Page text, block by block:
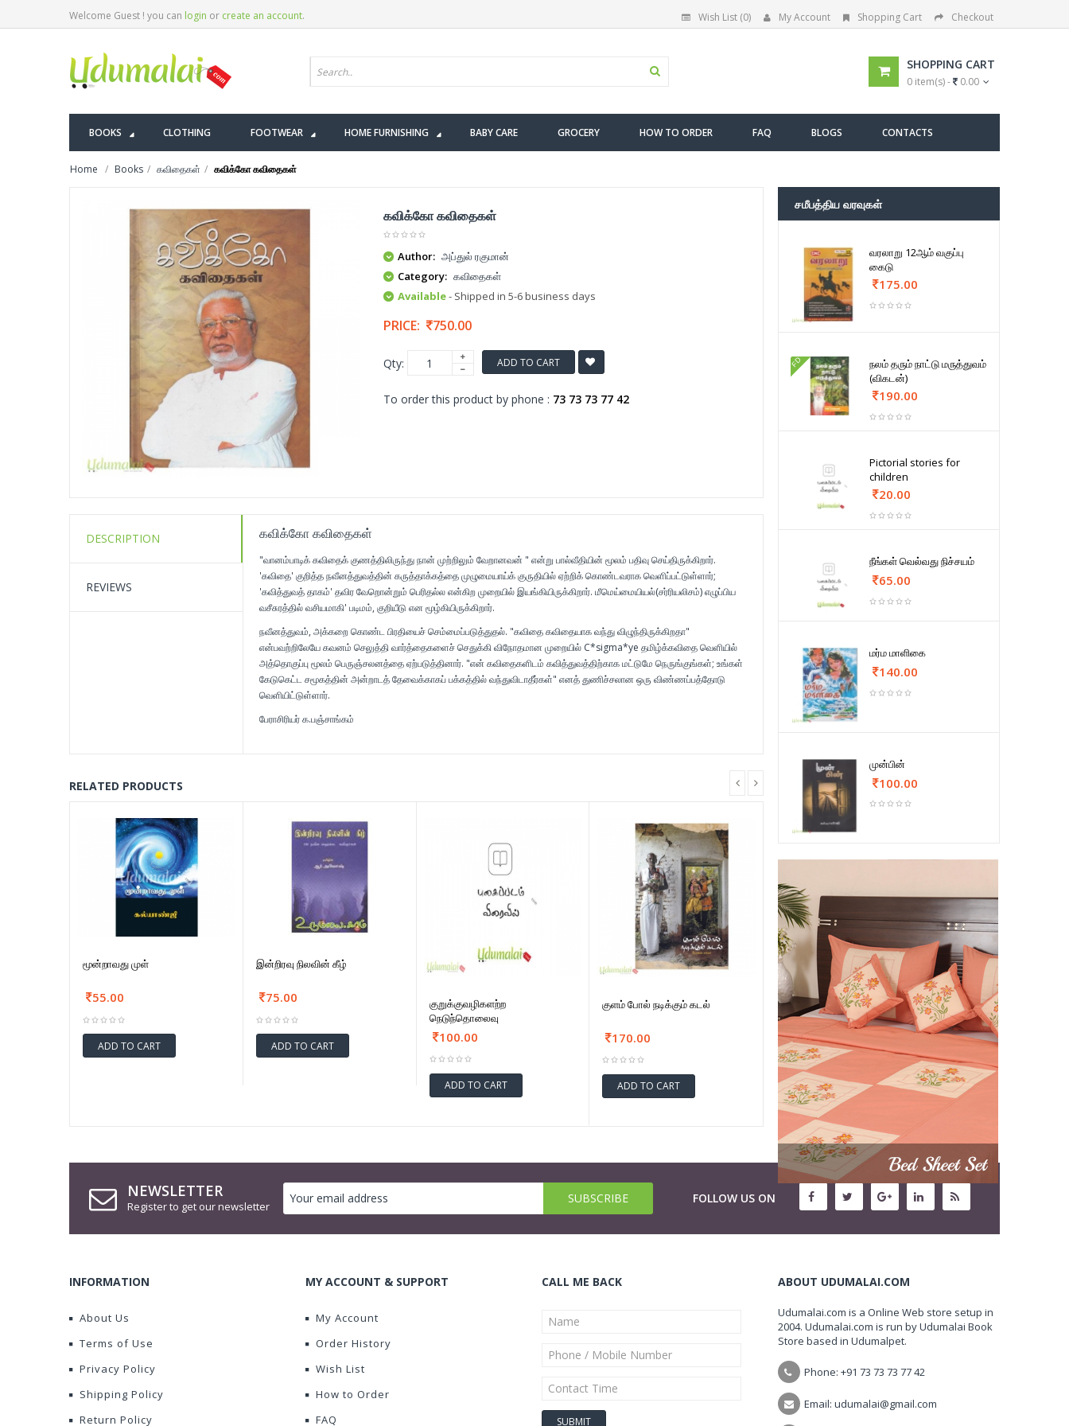
Welcome Guest ! you can login or create an account. Wish List (0) My Account Shopping Cart Checkout
SHOPPING CART
0 item(s) - 0.00
BOOKS CLOTHING FOOTWEAR HOME FURNISHING BABY CARE GROCERY HOW TO ORDER FAQ BLOGS CONTACTS
Home Books கவிதைகள் கவிக்கோ கவிதைகள்
கவிக்கோ கவிதைகள்
Author: அப்துல் ரகுமான்
Category: கவிதைகள்
Available- Shipped in 5-6 business days
PRICE: 750.00
Qty: ADD TO CART
To order this product by phone : 73 73 73 77 42
DESCRIPTION
REVIEWS
கவிக்கோ கவிதைகள்
"வானம்பாடிக் கவிதைக் குணத்திலிருந்து நான் முற்றிலும் வேறானவன் " என்று பால்வீதியின் மூலம் பதிவு செய்திருக்கிறார்.
'கவிதை' குறித்த நவீனத்துவத்தின் கருத்தாக்கத்தை முழுமையாய்க் குருதியில் ஏற்றிக் கொண்டவராக வெளிப்பட்டுள்ளார்;
'கவித்துவத் தாகம்' தவிர வேறொன்றும் பெரிதல்ல என்கிற முறையில் இயங்கியிருக்கிறார். மீமெய்மையியல்(சர்ரியலிசம்) எழுப்பிய
வசீசுரத்தில் வசியமாகி' படிமம், குறியீடு என மூழ்கியிருக்கிறார்.
நவீனத்துவம், அக்கறை கொண்ட பிரதியைச் செம்மைப்படுத்துதல். "கவிதை கவிதையாக வந்து விழுந்திருக்கிறதா"
என்பவற்றிலேயே கவனம் செலுத்தி வார்த்தைகளைச் செதுக்கி விநோதமான முறையில் C*sigma*ye தமிழ்க்கவிதை வெளியில்
அத்தொகுப்பு மூலம் பெருஞ்சலனத்தை ஏற்படுத்தினார். "என் கவிதைகளிடம் கவித்துவத்திற்காக மட்டுமே நெருங்குங்கள்; உங்கள்
கேடுகெட்ட சமூகத்தின் அன்றாடத் தேவைக்காகப் பக்கத்தில் வந்துவிடாதீர்கள்" எனத் துணிச்சலான ஒரு விண்ணப்பத்தோடு
வெளியிட்டுள்ளார்.
பேராசிரியர் க.பஞ்சாங்கம்
RELATED PRODUCTS
மூன்றாவது முள்
55.00
ADD TO CART
இன்றிரவு நிலவின் கீழ்
75.00
ADD TO CART
குறுக்குவழிகளற்ற
நெடுந்தொலைவு
100.00
ADD TO CART
குளம் போல் நடிக்கும் கடல்
170.00
ADD TO CART
சமீபத்திய வரவுகள்
வரலாறு 12ஆம் வகுப்பு
கைடு
175.00
FD
நலம் தரும் நாட்டு மருத்துவம்
(விகடன்)
190.00
Pictorial stories for
children
20.00
நீங்கள் வெல்வது நிச்சயம்
65.00
மர்ம மாளிகை
140.00
முன்பின்
100.00
NEWSLETTER
Register to get our newsletter
FOLLOW US ON
INFORMATION
About Us
Terms of Use
Privacy Policy
Shipping Policy
Return Policy
MY ACCOUNT & SUPPORT
My Account
Order History
Wish List
How to Order
FAQ
CALL ME BACK ABOUT UDUMALAI.COM
Udumalai.com is a Online Web store setup in
2004. Udumalai.com is run by Udumalai Book
Store based in Udumalpet.
Phone: +91 73 73 73 77 42
Email: udumalai@gmail.com